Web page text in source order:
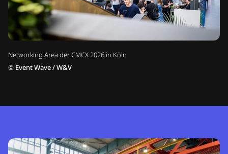
Networking Area der CMCX 2026 in Köln
© Event Wave / W&V